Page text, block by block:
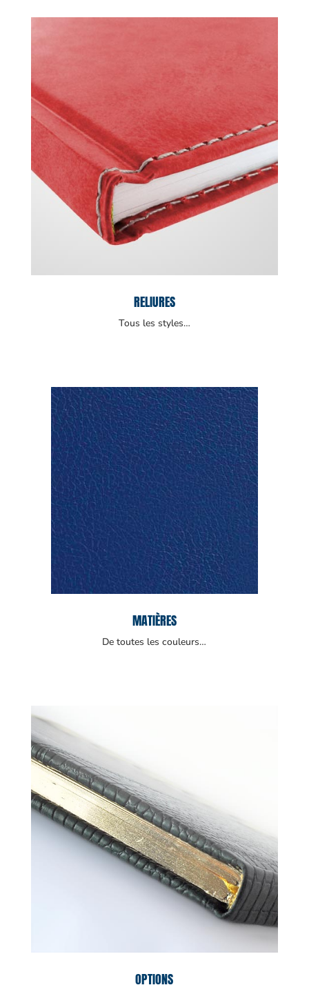
RELIURES
Tous les styles…
MATIÈRES
De toutes les couleurs…
OPTIONS